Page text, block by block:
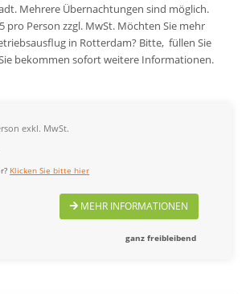
Mehrere Übernachtungen sind möglich.
pro Person zzgl. MwSt. Möchten Sie mehr
in Rotterdam? Bitte, füllen Sie
bekommen sofort weitere Informationen.
exkl. MwSt.
Klicken Sie bitte hier
MEHR INFORMATIONEN
ganz freibleibend